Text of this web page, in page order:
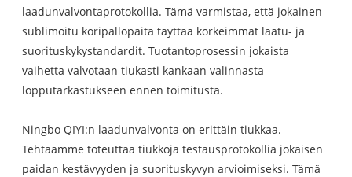
laadunvalvontaprotokollia. Tämä varmistaa, että jokainen
sublimoitu koripallopaita täyttää korkeimmat laatu- ja
suorituskykystandardit. Tuotantoprosessin jokaista
vaihetta valvotaan tiukasti kankaan valinnasta
lopputarkastukseen ennen toimitusta.
Ningbo QIYI:n laadunvalvonta on erittäin tiukkaa.
Tehtaamme toteuttaa tiukkoja testausprotokollia jokaisen
paidan kestävyyden ja suorituskyvyn arvioimiseksi. Tämä